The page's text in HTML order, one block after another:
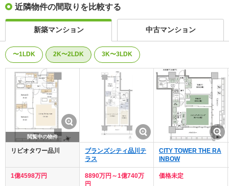
換え。新橋駅へは品川駅よりJR東海道線を利用。北千住駅へは品川駅よりJR東海道線を利用、
上野駅で東京メトロ日比谷線に乗り換え。吉祥寺駅へは品川駅よりJR山手線を利用、新宿駅で
JR中央線快速に乗り換え。横浜駅へは品川駅よりJR東海道線を利用。川崎駅へは品川駅よりJR
東海道線を利用。浦和駅へは品川駅よりJR東海道線を利用。船橋駅へは品川駅よりJR横須賀線
近隣物件の間取りを比較する
新築マンション 中古マンション
〜1LDK 2K〜2LDK 3K〜3LDK
閲覧中の物件
リビオタワー品川
1億4598万円
ブランズシティ品川テ
ラス
8890万円～1億740万
円
CITY TOWER THE RA
INBOW
価格未定